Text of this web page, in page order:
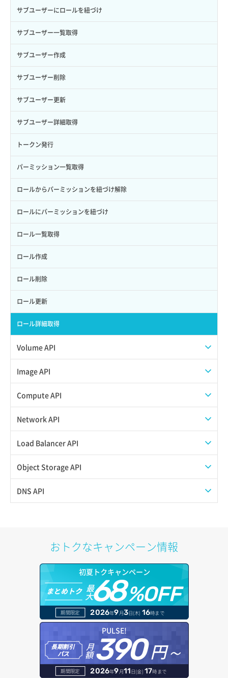
サブユーザーにロールを紐づけ
サブユーザー一覧取得
サブユーザー作成
サブユーザー削除
サブユーザー更新
サブユーザー詳細取得
トークン発行
パーミッション一覧取得
ロールからパーミッションを紐づけ解除
ロールにパーミッションを紐づけ
ロール一覧取得
ロール作成
ロール削除
ロール更新
ロール詳細取得
Volume API
スナップショット一覧取得
スナップショット作成
スナップショット削除
スナップショット詳細取得（アイテム指定）
バックアップリストア
バックアップ詳細一覧取得
ボリュームイメージ保存
ボリュームタイプ一覧取得
ボリュームタイプ詳細取得
ボリューム一覧取得
Image API
ISOイメージアップロード
ISOイメージ作成
イメージ一覧取得
イメージ保存容量変更
イメージ詳細取得
Compute API
ISOイメージ挿入/排出
SSHキーペア一覧取得
SSHキーペア作成
アタッチ済みポート詳細取得
アタッチ済みボリューム一覧
アタッチ済みボリューム詳細取得
コンソールURL発行
サーバーに紐づくアドレス取得
サーバーに紐づくアドレス取得（ネットワーク指定）
Network API
QoSポリシー一覧取得
QoSポリシー詳細取得
サブネット一覧取得
サブネット詳細取得
セキュリティグループ ルール一覧取得
セキュリティグループ ルール作成
セキュリティグループ ルール削除
セキュリティグループ ルール詳細取得
セキュリティグループ一覧取得
Load Balancer API
プール一覧取得
プール作成
ヘルスモニタ一覧取得
ヘルスモニタ作成
ヘルスモニタ削除
ヘルスモニタ更新
ヘルスモニタ詳細取得
Object Storage API
Web公開
オブジェクトダウンロード
オブジェクトバージョン管理
オブジェクト一覧取得
オブジェクト削除
オブジェクト削除予約
DNS API
ドメイン情報登録
ドメイン詳細取得
レコード一覧取得
レコード作成
おトクなキャンペーン情報
初夏トクキャンペーン
まとめトク 最
大68%OFF
期間限定 2026年9月3日(木) 16時まで
PULSE!
長期割引
パス
月
額390円～
期間限定 2026年9月11日(金) 17時まで